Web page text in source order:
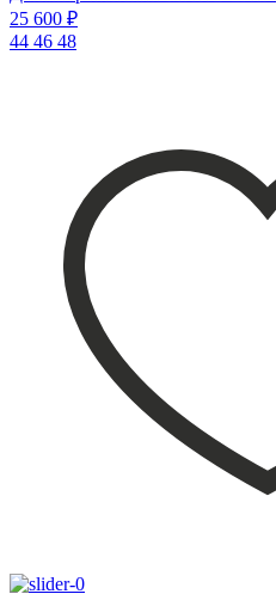
25 600 ₽
44 46 48